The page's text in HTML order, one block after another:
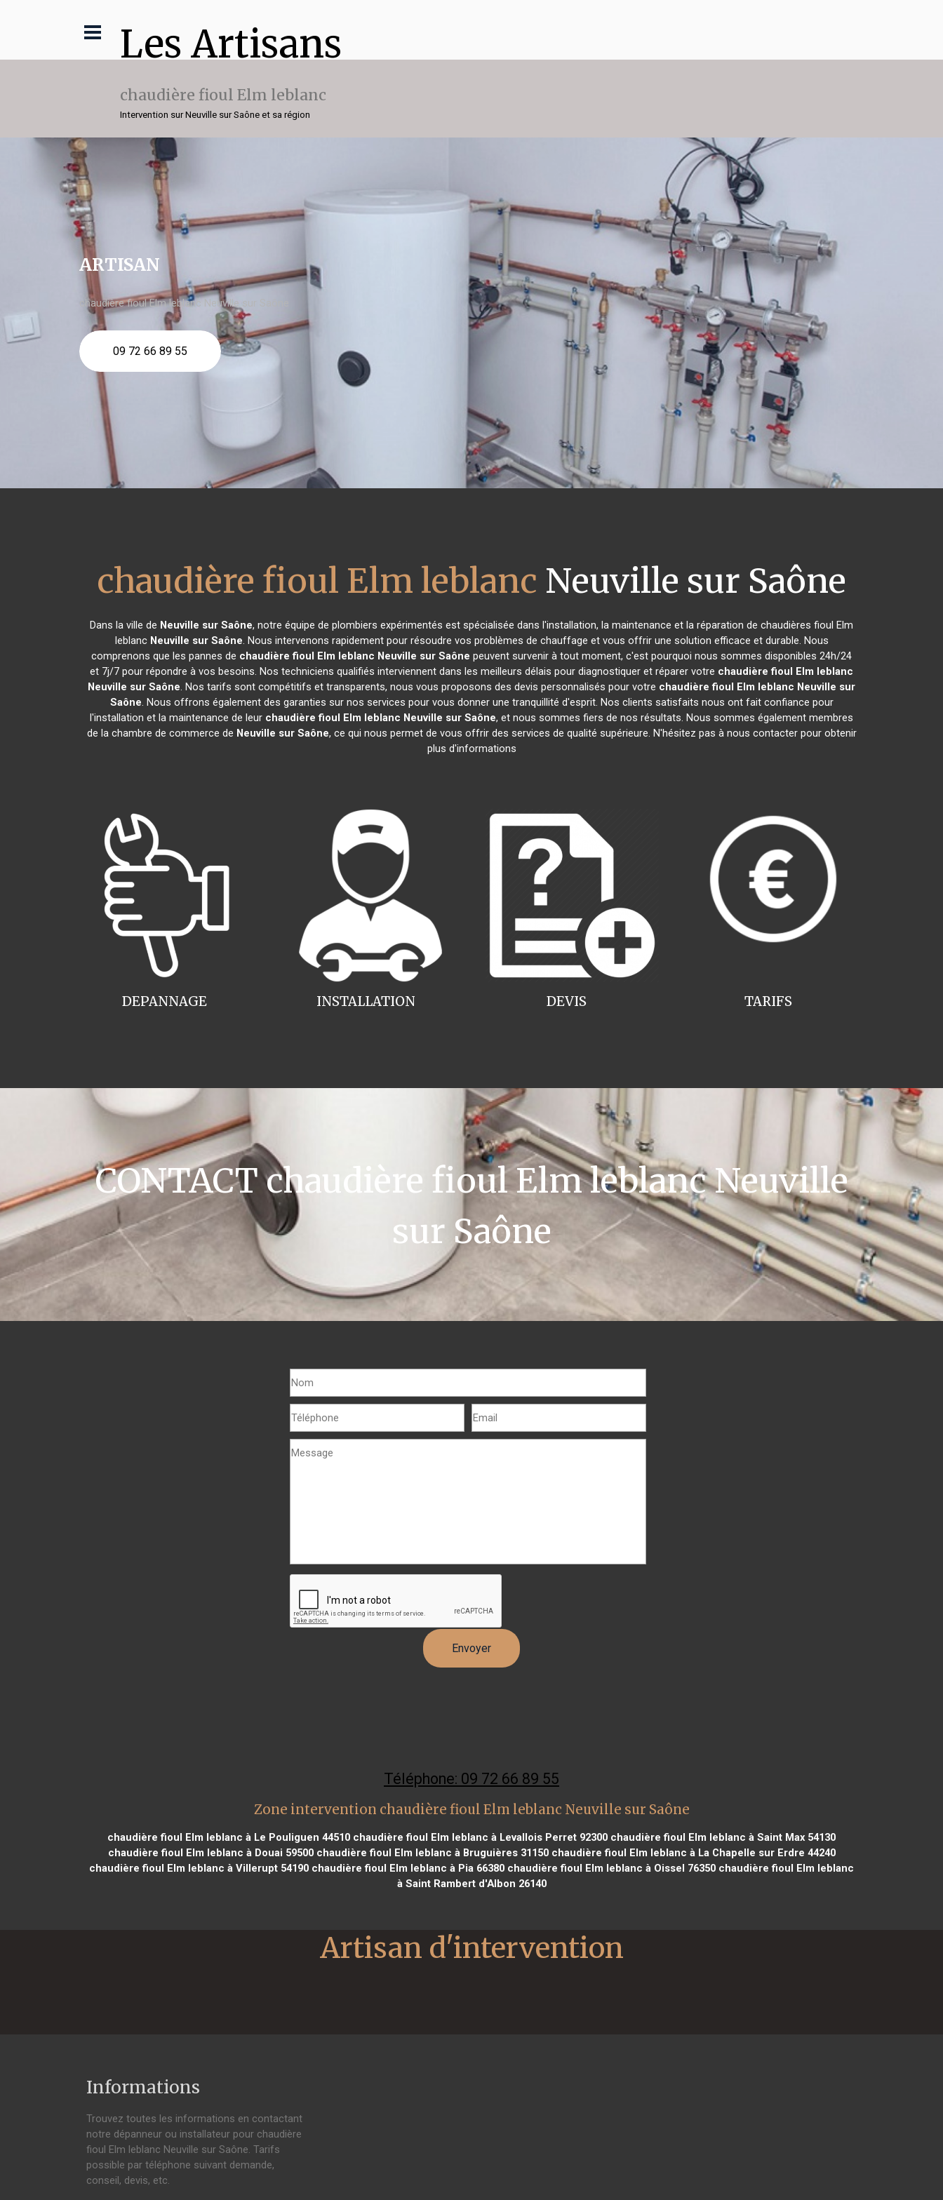
Les Artisans
chaudière fioul Elm leblanc
Intervention sur Neuville sur Saône et sa région
ARTISAN
chaudière fioul Elm leblanc Neuville sur Saône
09 72 66 89 55
chaudière fioul Elm leblanc Neuville sur Saône
Dans la ville de Neuville sur Saône, notre équipe de plombiers expérimentés est spécialisée dans l'installation, la maintenance et la réparation de chaudières fioul Elm
leblanc Neuville sur Saône. Nous intervenons rapidement pour résoudre vos problèmes de chauffage et vous offrir une solution efficace et durable. Nous
comprenons que les pannes de chaudière fioul Elm leblanc Neuville sur Saône peuvent survenir à tout moment, c'est pourquoi nous sommes disponibles 24h/24
et 7j/7 pour répondre à vos besoins. Nos techniciens qualifiés interviennent dans les meilleurs délais pour diagnostiquer et réparer votre chaudière fioul Elm leblanc
Neuville sur Saône. Nos tarifs sont compétitifs et transparents, nous vous proposons des devis personnalisés pour votre chaudière fioul Elm leblanc Neuville sur
Saône. Nous offrons également des garanties sur nos services pour vous donner une tranquillité d'esprit. Nos clients satisfaits nous ont fait confiance pour
l'installation et la maintenance de leur chaudière fioul Elm leblanc Neuville sur Saône, et nous sommes fiers de nos résultats. Nous sommes également membres
de la chambre de commerce de Neuville sur Saône, ce qui nous permet de vous offrir des services de qualité supérieure. N'hésitez pas à nous contacter pour obtenir
plus d'informations
INSTALLATION
DEPANNAGE TARIFS
DEVIS
CONTACT chaudière fioul Elm leblanc Neuville
sur Saône
Téléphone: 09 72 66 89 55
Zone intervention chaudière fioul Elm leblanc Neuville sur Saône
chaudière fioul Elm leblanc à Le Pouliguen 44510 chaudière fioul Elm leblanc à Levallois Perret 92300 chaudière fioul Elm leblanc à Saint Max 54130
chaudière fioul Elm leblanc à Douai 59500chaudière fioul Elm leblanc à Bruguières 31150chaudière fioul Elm leblanc à La Chapelle sur Erdre 44240
chaudière fioul Elm leblanc à Villerupt 54190 chaudière fioul Elm leblanc à Pia 66380 chaudière fioul Elm leblanc à Oissel 76350 chaudière fioul Elm leblanc
à Saint Rambert d'Albon 26140
Informations
Trouvez toutes les informations en contactant
notre dépanneur ou installateur pour chaudière
fioul Elm leblanc Neuville sur Saône. Tarifs
possible par téléphone suivant demande,
conseil, devis, etc.
Artisan d'intervention